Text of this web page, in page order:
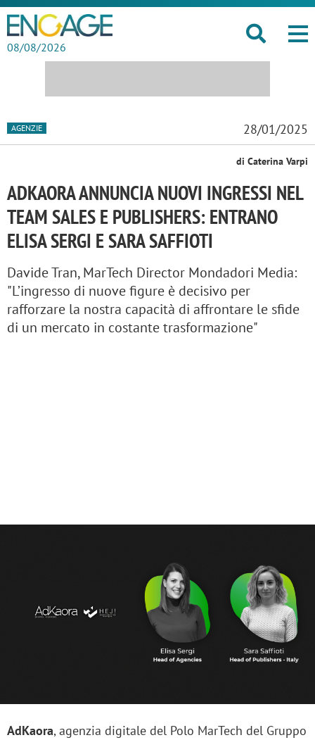
08/08/2026
AGENZIE 28/01/2025
di Caterina Varpi
ADKAORA ANNUNCIA NUOVI INGRESSI NEL
TEAM SALES E PUBLISHERS: ENTRANO
ELISA SERGI E SARA SAFFIOTI
Davide Tran, MarTech Director Mondadori Media:
"L’ingresso di nuove figure è decisivo per
rafforzare la nostra capacità di affrontare le sfide
di un mercato in costante trasformazione"
AdKaora, agenzia digitale del Polo MarTech del Gruppo